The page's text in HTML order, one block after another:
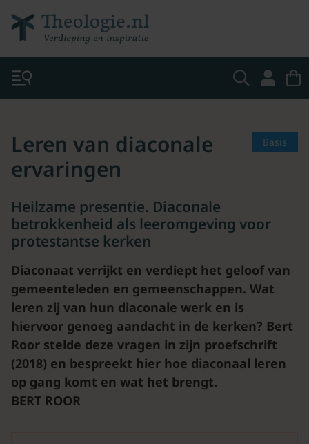
Basis
Leren van diaconale
ervaringen
Heilzame presentie. Diaconale
betrokkenheid als leeromgeving voor
protestantse kerken
Diaconaat verrijkt en verdiept het geloof van
gemeenteleden en gemeenschappen. Wat
leren zij van hun diaconale werk en is
hiervoor genoeg aandacht in de kerken? Bert
Roor stelde deze vragen in zijn proefschrift
(2018) en bespreekt hier hoe diaconaal leren
op gang komt en wat het brengt.
BERT ROOR